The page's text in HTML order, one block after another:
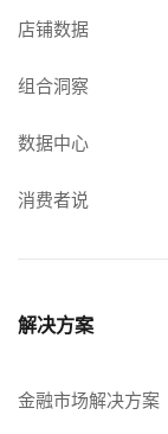
店铺数据
组合洞察
数据中心
消费者说
解决方案
金融市场解决方案